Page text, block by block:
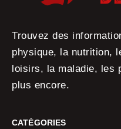
Trouvez des
physique, la nutrition,
loisirs, la maladie, les
plus encore.
CATÉGORIES